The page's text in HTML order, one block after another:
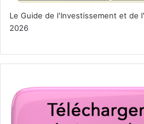
Le Guide de l'Investissement et de
2026